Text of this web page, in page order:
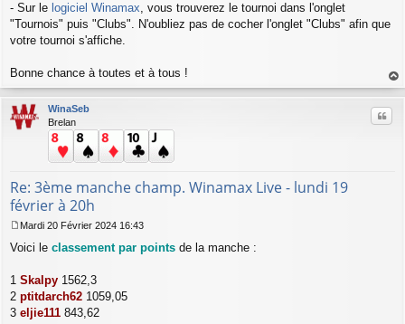
- Sur le logiciel Winamax, vous trouverez le tournoi dans l'onglet
"Tournois" puis "Clubs". N'oubliez pas de cocher l'onglet "Clubs" afin que
votre tournoi s'affiche.
Bonne chance à toutes et à tous !
au
WinaSeb
Brelan
Re: 3ème manche champ. Winamax Live - lundi 19
février à 20h
Citer
e
s
g
e
Mardi 20 Février 2024 16:43
Voici le classement par points de la manche :
1 Skalpy 1562,3
2 ptitdarch62 1059,05
3 eljie111 843,62